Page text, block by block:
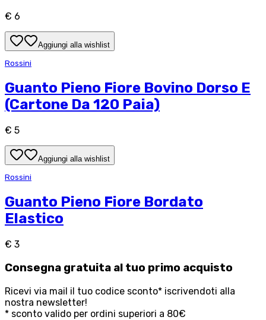
€ 6
Aggiungi alla wishlist
Rossini
Guanto Pieno Fiore Bovino Dorso E
(Cartone Da 120 Paia)
€ 5
Aggiungi alla wishlist
Rossini
Guanto Pieno Fiore Bordato
Elastico
€ 3
Consegna gratuita al tuo primo acquisto
Ricevi via mail il tuo codice sconto* iscrivendoti alla
nostra newsletter!
* sconto valido per ordini superiori a 80€